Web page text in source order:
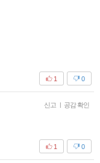
0
1
신고 | 공감 확인
0
1